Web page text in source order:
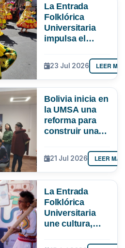
La Entrada
Folklórica
Universitaria
impulsa el
mueve más de
Bs 19 MM en La
Paz
23 Jul 2026 LEER
Bolivia inicia en
la UMSA una
reforma para
construir una
21 Jul 2026 LEER MÁS
La Entrada
Folklórica
Universitaria
une cultura,
impulsa más de